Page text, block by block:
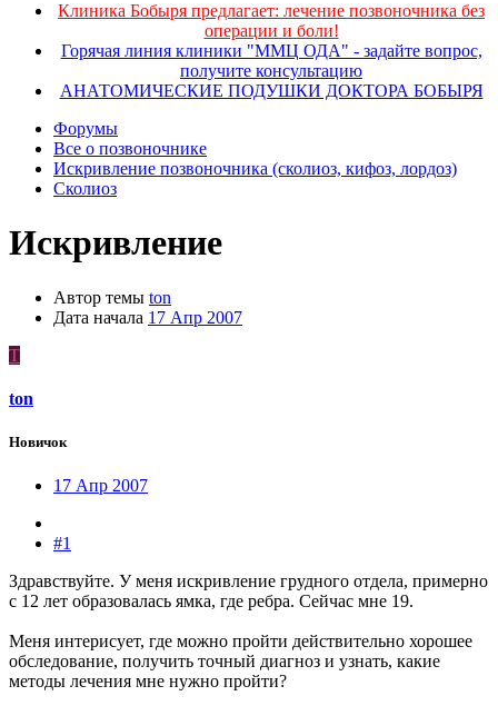
Клиника Бобыря предлагает: лечение позвоночника без
операции и боли!
Горячая линия клиники "ММЦ ОДА" - задайте вопрос,
получите консультацию
АНАТОМИЧЕСКИЕ ПОДУШКИ ДОКТОРА БОБЫРЯ
Форумы
Все о позвоночнике
Искривление позвоночника (сколиоз, кифоз, лордоз)
Сколиоз
Искривление
Автор темы ton
Дата начала 17 Апр 2007
T
ton
Новичок
17 Апр 2007
#1
Здравствуйте. У меня искривление грудного отдела, примерно
с 12 лет образовалась ямка, где ребра. Сейчас мне 19.
Меня интерисует, где можно пройти действительно хорошее
обследование, получить точный диагноз и узнать, какие
методы лечения мне нужно пройти?